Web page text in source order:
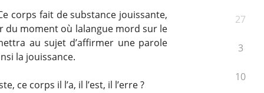
corps fait de substance jouissante,
du moment où lalangue mord sur le
au sujet d’affirmer une parole
la jouissance.
ce corps il l’a, il l’est, il l’erre ?
27
3
10